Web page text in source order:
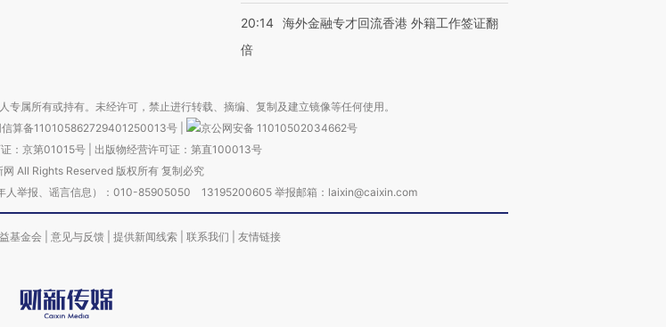
20:14 海外金融专才回流香港 外籍工作签证翻
倍
属所有或持有。未经许可，禁止进行转载、摘编、复制及建立镜像等任何使用。
信算备110105862729401250013号
京公网安备 11010502034662号
：京第01015号| 出版物经营许可证：第直100013号
All Rights Reserved 版权所有 复制必究
人举报、谣言信息）：010-85905050 13195200605 举报邮箱：laixin@caixin.com
基金会 意见与反馈 提供新闻线索 联系我们 友情链接